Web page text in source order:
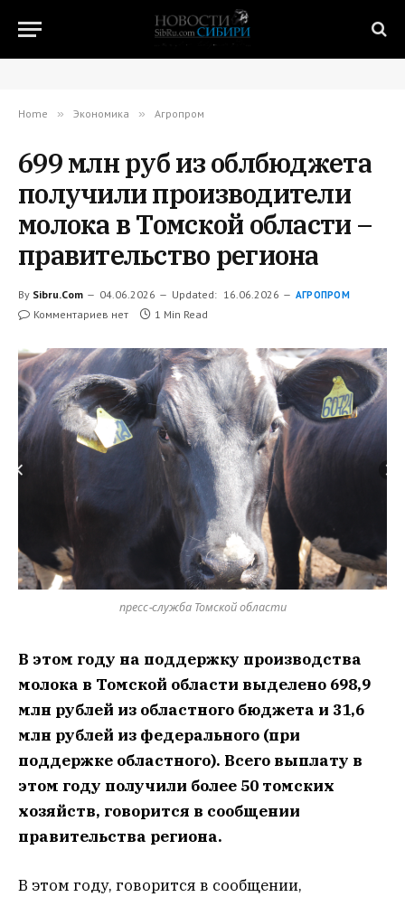
Home » Экономика » Агропром
699 млн руб из облбюджета
получили производители
молока в Томской области –
правительство региона
By Sibru.Com 04.06.2026 Updated: 16.06.2026 АГРОПРОМ
Комментариев нет 1 Min Read
пресс-служба Томской области
В этом году на поддержку производства
молока в Томской области выделено 698,9
млн рублей из областного бюджета и 31,6
млн рублей из федерального (при
поддержке областного). Всего выплату в
этом году получили более 50 томских
хозяйств, говорится в сообщении
правительства региона.
В этом году, говорится в сообщении,